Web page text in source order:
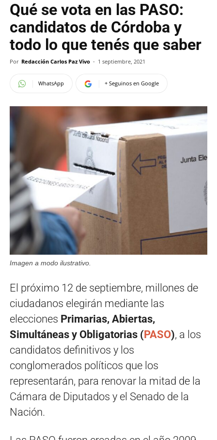
Qué se vota en las PASO:
candidatos de Córdoba y
todo lo que tenés que saber
Por Redacción Carlos Paz Vivo - 1 septiembre, 2021
WhatsApp + Seguinos en Google
Imagen a modo ilustrativo.
El próximo 12 de septiembre, millones de
ciudadanos elegirán mediante las
elecciones Primarias, Abiertas,
Simultáneas y Obligatorias (PASO), a los
candidatos definitivos y los
conglomerados políticos que los
representarán, para renovar la mitad de la
Cámara de Diputados y el Senado de la
Nación.